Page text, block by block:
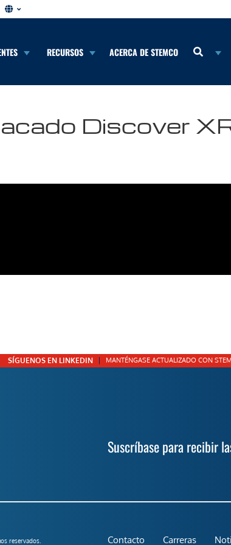
RECURSOS ACERCA DE STEMCO
Discover
SÍGUENOS EN LINKEDIN MANTÉNGASE ACTUALIZADO CON
Suscríbase para recibir
reservados. Contacto Carreras